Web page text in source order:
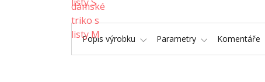
Popis výrobku Parametry Komentáře